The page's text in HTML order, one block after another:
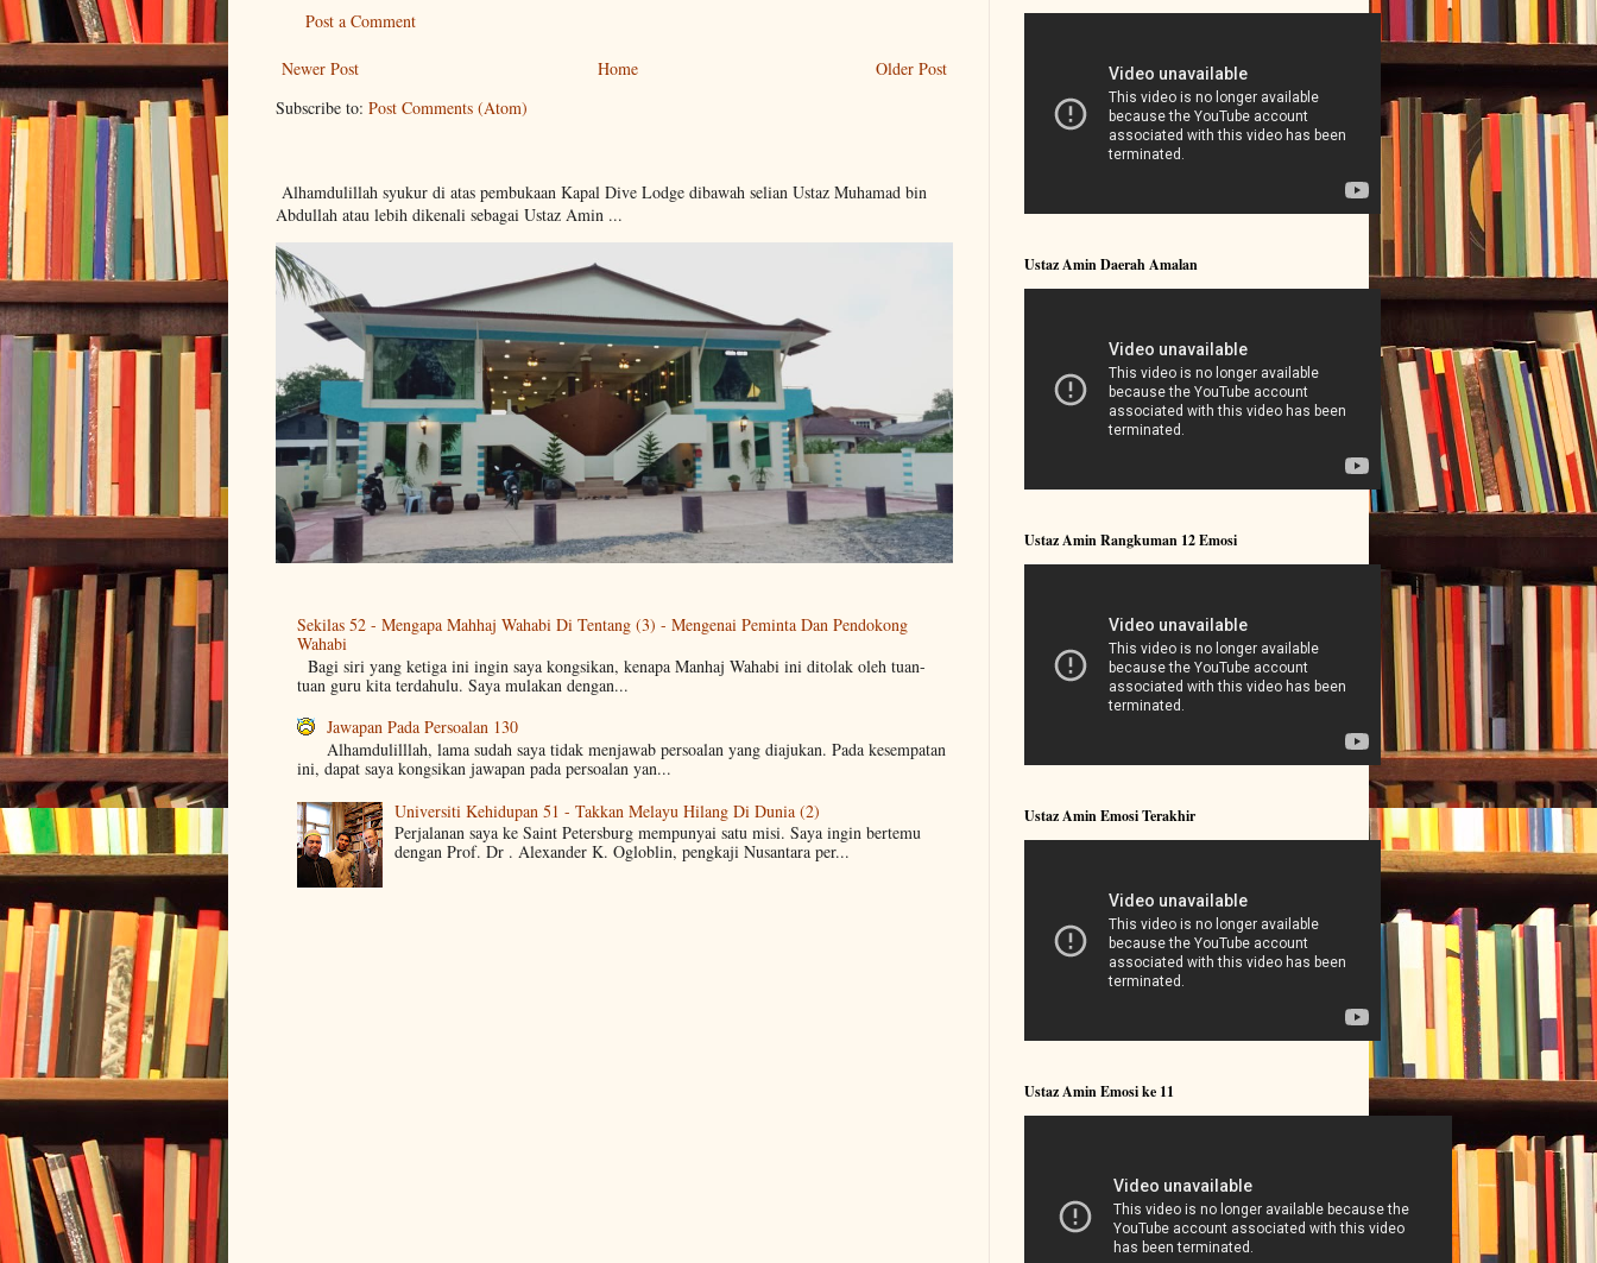
Post a Comment
Newer Post Older Post
Home
Subscribe to: Post Comments (Atom)
Alhamdulillah syukur di atas pembukaan Kapal Dive Lodge dibawah selian Ustaz Muhamad bin
Abdullah atau lebih dikenali sebagai Ustaz Amin ...
Sekilas 52 - Mengapa Mahhaj Wahabi Di Tentang (3) - Mengenai Peminta Dan Pendokong
Wahabi
Bagi siri yang ketiga ini ingin saya kongsikan, kenapa Manhaj Wahabi ini ditolak oleh tuan-
tuan guru kita terdahulu. Saya mulakan dengan...
Jawapan Pada Persoalan 130
Alhamdulilllah, lama sudah saya tidak menjawab persoalan yang diajukan. Pada kesempatan
ini, dapat saya kongsikan jawapan pada persoalan yan...
Universiti Kehidupan 51 - Takkan Melayu Hilang Di Dunia (2)
Perjalanan saya ke Saint Petersburg mempunyai satu misi. Saya ingin bertemu
dengan Prof. Dr . Alexander K. Ogloblin, pengkaji Nusantara per...
Ustaz Amin Daerah Amalan
Ustaz Amin Rangkuman 12 Emosi
Ustaz Amin Emosi Terakhir
Ustaz Amin Emosi ke 11